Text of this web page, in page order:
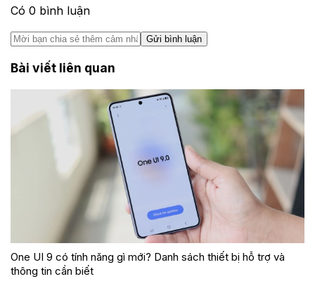
Có 0 bình luận
Gửi bình luận
Bài viết liên quan
One UI 9 có tính năng gì mới? Danh sách thiết bị hỗ trợ và
thông tin cần biết